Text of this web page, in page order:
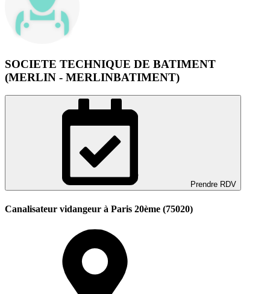
SOCIETE TECHNIQUE DE BATIMENT
(MERLIN - MERLINBATIMENT)
Prendre RDV
Canalisateur vidangeur à Paris 20ème (75020)